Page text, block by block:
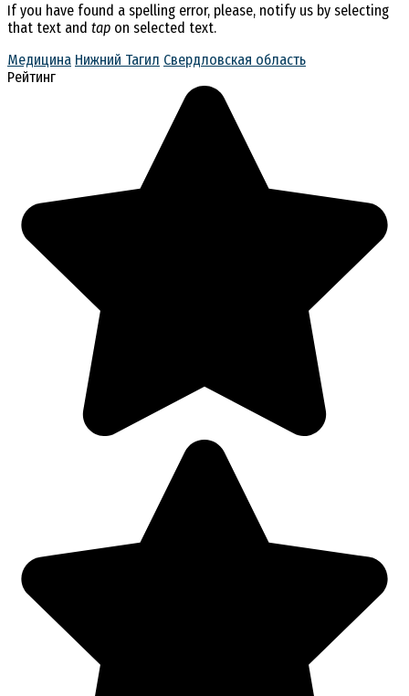
If you have found a spelling error, please, notify us by selecting
that text and tap on selected text.
Медицина Нижний Тагил Свердловская область
Рейтинг